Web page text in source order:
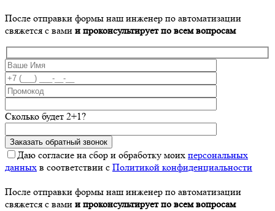
После отправки формы наш инженер по автоматизации
свяжется с вами и проконсультирует по всем вопросам
Сколько будет 2+1?
Даю согласие на сбор и обработку моих персональных
данных в соответствии с Политикой конфиденциальности
После отправки формы наш инженер по автоматизации
свяжется с вами и проконсультирует по всем вопросам